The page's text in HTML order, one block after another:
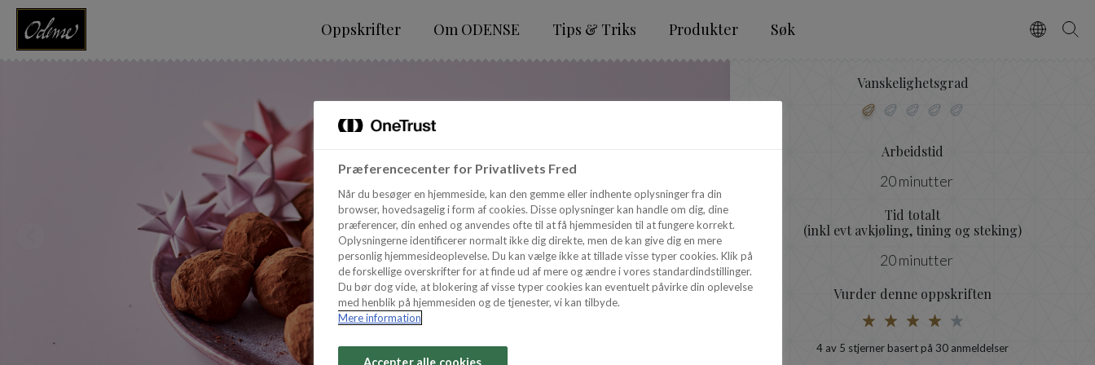
Oppskrifter Om ODENSE Tips & Triks Produkter Søk VælgSøg
Vanskelighetsgrad
Arbeidstid
20 minutter
Tid totalt
(inkl evt avkjøling, tining og steking)
20 minutter
Vurder denne oppskriften
4 av 5 stjerner basert på 30 anmeldelser
Præferencecenter for Privatlivets Fred
Når du besøger en hjemmeside, kan den gemme eller indhente oplysninger fra din
browser, hovedsagelig i form af cookies. Disse oplysninger kan handle om dig, dine
præferencer, din enhed og anvendes ofte til at få hjemmesiden til at fungere korrekt.
Oplysningerne identificerer normalt ikke dig direkte, men de kan give dig en mere
personlig hjemmesideoplevelse. Du kan vælge ikke at tillade visse typer cookies. Klik på
de forskellige overskrifter for at finde ud af mere og ændre i vores standardindstillinger.
Du bør dog vide, at blokering af visse typer cookies kan eventuelt påvirke din oplevelse
med henblik på hjemmesiden og de tjenester, vi kan tilbyde.
Mere information
Accepter alle cookies